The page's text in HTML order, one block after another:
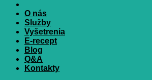
O nás
Služby
Vyšetrenia
E-recept
Blog
Q&A
Kontakty